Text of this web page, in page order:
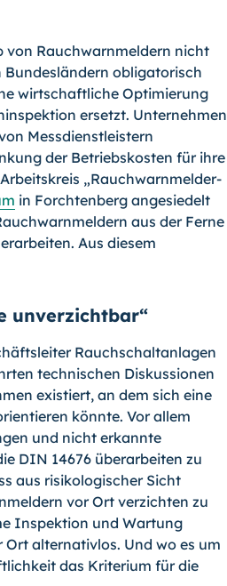
von Rauchwarnmel­dern nicht
obligatorisch
wirtschaftliche Optimierung
ersetzt. Unternehmen
Messdienstleistern
der Betriebskosten für ihre
„Rauchwarnmelder-
in Forchtenberg angesiedelt
aus der Ferne
Aus diesem
unverzichtbar“
Rauchschal­tanlagen
techni­schen Diskussionen
existiert, an dem sich eine
könnte. Vor allem
und nicht erkannte
DIN 14676 überarbeiten zu
aus risikologischer Sicht
vor Ort verzichten zu
Inspektion und Wartung
alternativlos. Und wo es um
das Kriterium für die